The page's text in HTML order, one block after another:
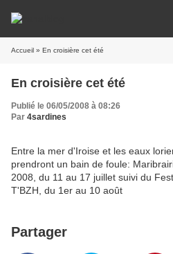
Accueil » En croisière cet été
En croisière cet été
Publié le 06/05/2008 à 08:26
Par 4sardines
Entre la mer d'Iroise et les eaux
prendront un bain de foule:
2008, du 11 au 17 juillet suivi du
T'BZH, du 1er au 10 août
Partager